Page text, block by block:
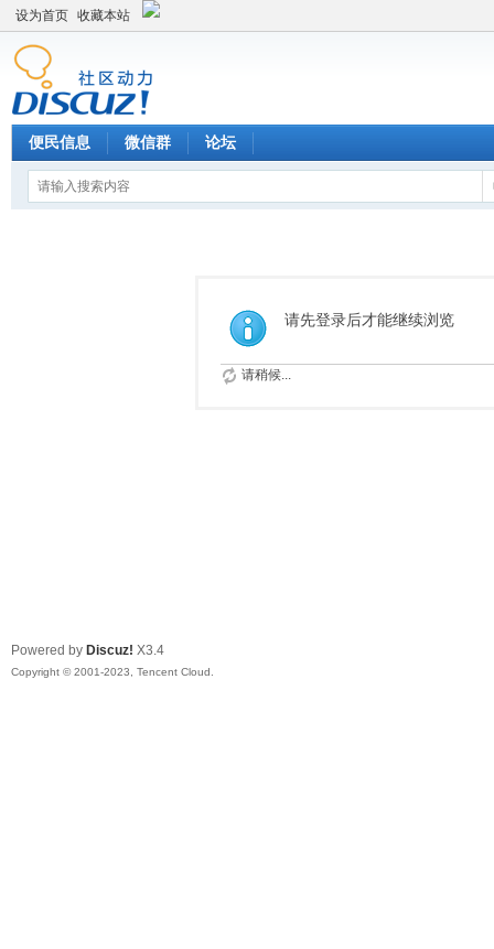
设为首页 收藏本站
便民信息 微信群 论坛
请先登录后才能继续浏览
请稍候...
Powered by Discuz! X3.4
Copyright © 2001-2023, Tencent Cloud.